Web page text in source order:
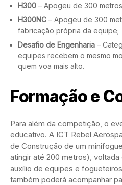
H300 – Apogeu de 300
H300NC – Apogeu de 300
fabricação própria da equipe;
Desafio de Engenharia –
equipes recebem o mesmo
quem voa mais alto.
Formação e
Para além da competição, o
educativo. A ICT Rebel
de Construção de um
atingir até 200 metros),
auxílio de equipes e
também poderá acompanhar